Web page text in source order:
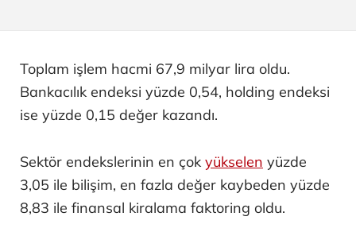
Toplam işlem hacmi 67,9 milyar lira oldu.
Bankacılık endeksi yüzde 0,54, holding endeksi
ise yüzde 0,15 değer kazandı.
Sektör endekslerinin en çok yükselen yüzde
3,05 ile bilişim, en fazla değer kaybeden yüzde
8,83 ile finansal kiralama faktoring oldu.